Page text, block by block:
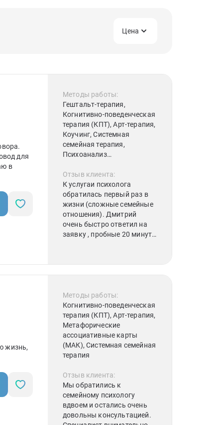
Цена
для
в
Методы работы:
Гештальт-терапия,
Когнитивно-поведенческая
терапия (КПТ), Арт-терапия,
Коучинг, Системная
семейная терапия,
Психоанализ
Отзыв клиента:
К услугаи психолога
обратилась первый раз в
жизни (сложные семейные
отношения). Дмитрий
очень быстро ответил на
заявку , пробные 20 минут
пераая сессия. Дмитрий
внимательно выслушивает
действия человека (почему
он повëл себя так в какой-
то ситуации). Во время
общения он " подсвечивает"
такие моменты, когда всё
встаёт на свои места. В
результаье я начала
действия мужа под другим
углом (лучше понимать его
что ли). Это существенно
повлияло на наши
отношения с лучшей
жизнь,
Методы работы:
Когнитивно-поведенческая
терапия (КПТ), Арт-терапия,
Метафорические
ассоциативные карты
(МАК), Системная семейная
терапия
Отзыв клиента:
Мы обратились к
семейному психологу
вдвоем и остались очень
довольны консультацией.